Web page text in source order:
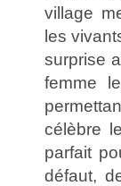
village
les
surprise
femme
célèbre
parfait
défaut,